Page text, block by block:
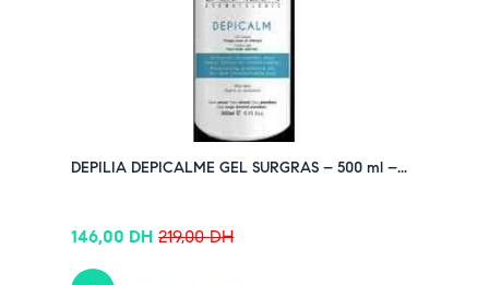
DEPILIA DEPICALME GEL SURGRAS – 500 ml –...
219,00DH
146,00 DH